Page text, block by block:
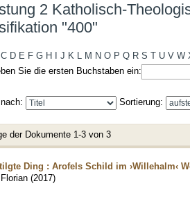
2 Katholisch-
"400"
C D E F G H J K L M N O P Q R S T U V W
Sie die ersten Buchstaben ein:
Sortierung:
der Dokumente 1-3 von 3
Ding : Arofels Schild im ›Willehalm‹
(2017)